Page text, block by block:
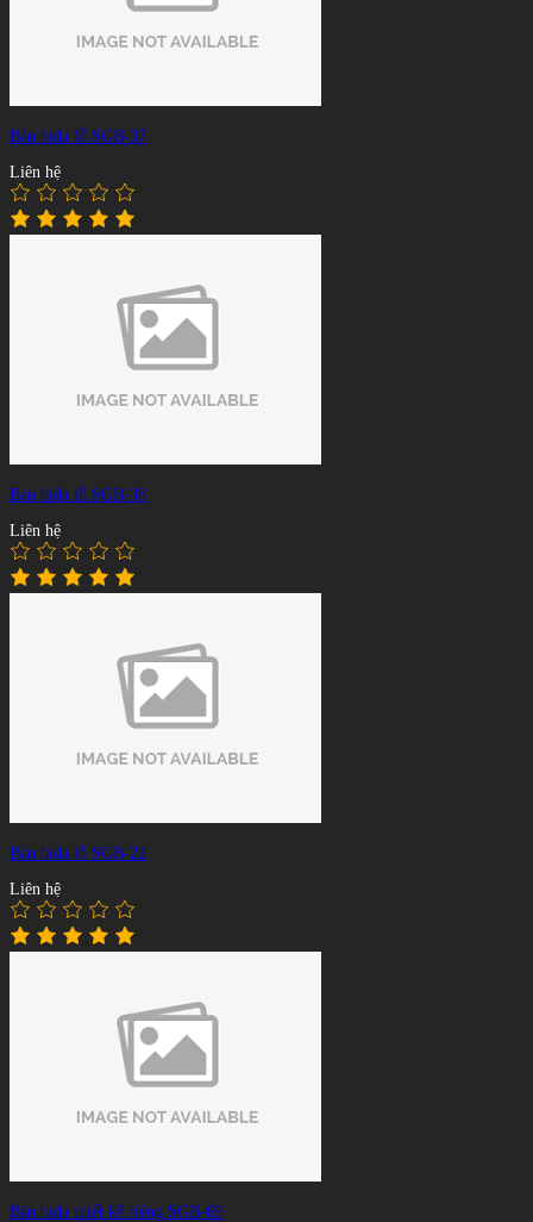
Bàn bida lỗ SGB-37
Liên hệ
Bàn bida lỗ SGB-38
Liên hệ
Bàn bida lỗ SGB-22
Liên hệ
Bàn bida thiết kế riêng SGB-69